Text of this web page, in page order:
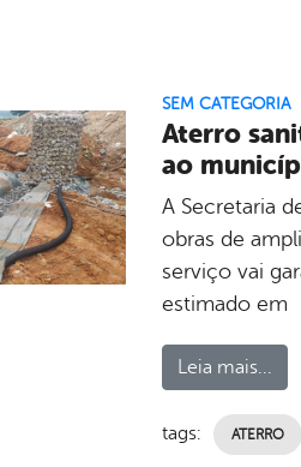
SEM CATEGORIA
Aterro
ao
A Secretaria
obras de
serviço vai
estimado em
Leia mais...
tags: ATERRO